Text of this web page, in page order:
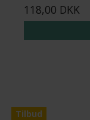
118,00 DKK
Tilbud